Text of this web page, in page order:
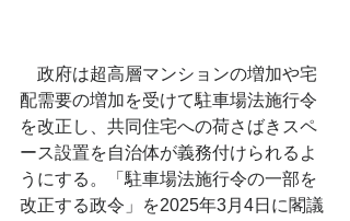
政府は超高層マンションの増加や宅
配需要の増加を受けて駐車場法施行令
を改正し、共同住宅への荷さばきスペ
ース設置を自治体が義務付けられるよ
うにする。「駐車場法施行令の一部を
改正する政令」を2025年3月4日に閣議